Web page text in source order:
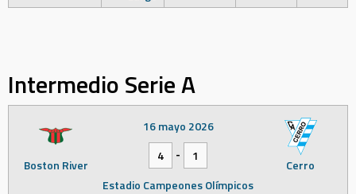
Intermedio Serie A
Boston River Cerro
16 mayo 2026
4
-
1
Estadio Campeones Olímpicos